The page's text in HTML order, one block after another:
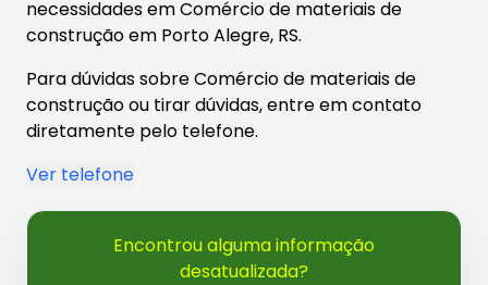
necessidades em Comércio de materiais de
construção em Porto Alegre, RS.
Para dúvidas sobre Comércio de materiais de
construção ou tirar dúvidas, entre em contato
diretamente pelo telefone.
Ver telefone
Encontrou alguma informação
desatualizada?